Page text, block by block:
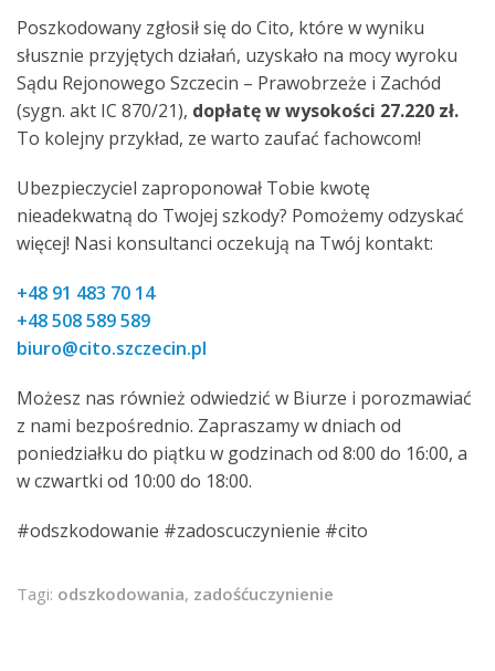
Poszkodowany zgłosił się do Cito, które w wyniku
słusznie przyjętych działań, uzyskało na mocy wyroku
Sądu Rejonowego Szczecin – Prawobrzeże i Zachód
(sygn. akt IC 870/21), dopłatę w wysokości 27.220 zł.
To kolejny przykład, ze warto zaufać fachowcom!
Ubezpieczyciel zaproponował Tobie kwotę
nieadekwatną do Twojej szkody? Pomożemy odzyskać
więcej! Nasi konsultanci oczekują na Twój kontakt:
+48 91 483 70 14
+48 508 589 589
biuro@cito.szczecin.pl
Możesz nas również odwiedzić w Biurze i porozmawiać
z nami bezpośrednio. Zapraszamy w dniach od
poniedziałku do piątku w godzinach od 8:00 do 16:00, a
w czwartki od 10:00 do 18:00.
#odszkodowanie #zadoscuczynienie #cito
Tagi: odszkodowania, zadośćuczynienie